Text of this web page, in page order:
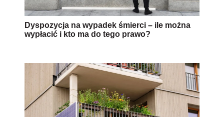
Dyspozycja na wypadek śmierci – ile można
wypłacić i kto ma do tego prawo?